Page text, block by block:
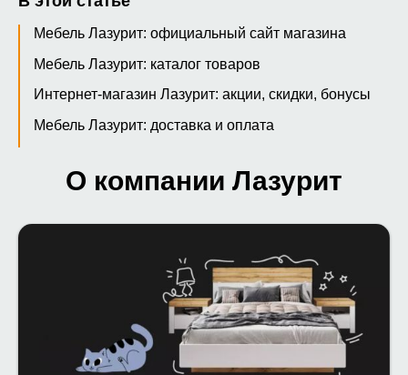
О компании Лазурит
Мебель Лазурит: официальный сайт магазина
Мебель Лазурит: каталог товаров
Интернет-магазин Лазурит: акции, скидки, бонусы
Мебель Лазурит: доставка и оплата